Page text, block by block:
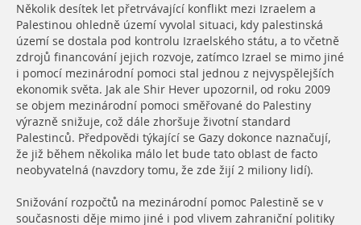
Několik desítek let přetrvávající konflikt mezi Izraelem a
Palestinou ohledně území vyvolal situaci, kdy palestinská
území se dostala pod kontrolu Izraelského státu, a to včetně
zdrojů financování jejich rozvoje, zatímco Izrael se mimo jiné
i pomocí mezinárodní pomoci stal jednou z nejvyspělejších
ekonomik světa. Jak ale Shir Hever upozornil, od roku 2009
se objem mezinárodní pomoci směřované do Palestiny
výrazně snižuje, což dále zhoršuje životní standard
Palestinců. Předpovědi týkající se Gazy dokonce naznačují,
že již během několika málo let bude tato oblast de facto
neobyvatelná (navzdory tomu, že zde žijí 2 miliony lidí).
Snižování rozpočtů na mezinárodní pomoc Palestině se v
současnosti děje mimo jiné i pod vlivem zahraniční politiky